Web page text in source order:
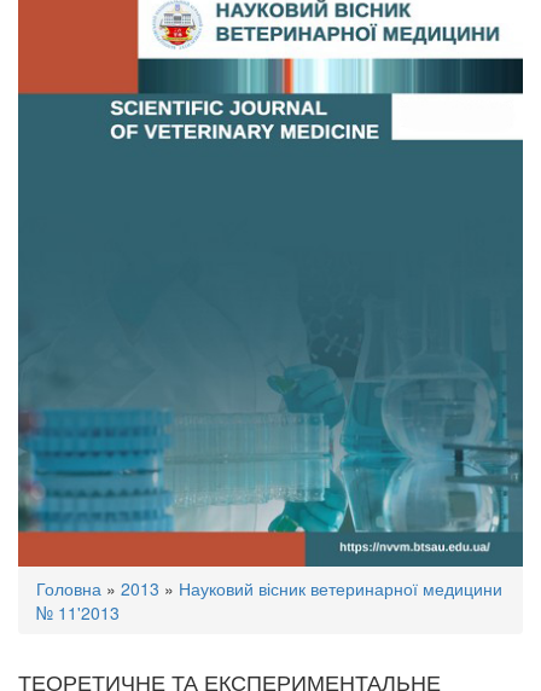
Ви
тут
Головна » 2013 » Науковий вісник ветеринарної медицини
№ 11'2013
ТЕОРЕТИЧНЕ ТА ЕКСПЕРИМЕНТАЛЬНЕ